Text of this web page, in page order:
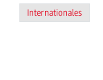
Internationales